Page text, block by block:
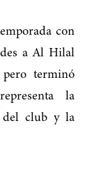
con
a Al Hilal
terminó
la
del club y la